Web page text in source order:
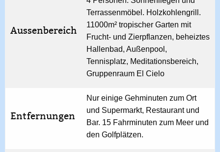
Aussenbereich
Terrassenmöbel. Holzkohlengrill.
11000m² tropischer Garten mit
Frucht- und Zierpflanzen, beheiztes
Hallenbad, Außenpool,
Tennisplatz, Meditationsbereich,
Gruppenraum El Cielo
Entfernungen
Nur einige Gehminuten zum Ort
und Supermarkt, Restaurant und
Bar. 15 Fahrminuten zum Meer und
den Golfplätzen.